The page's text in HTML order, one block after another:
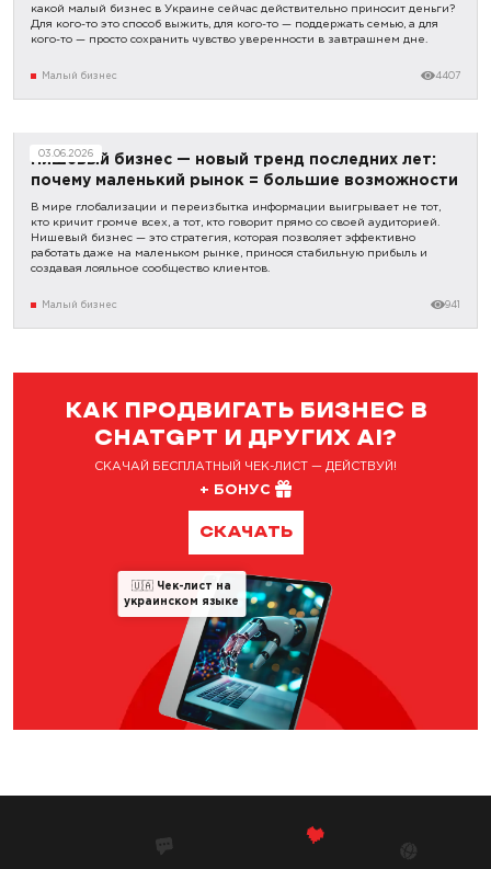
какой малый бизнес в Украине сейчас действительно приносит деньги?
Для кого-то это способ выжить, для кого-то — поддержать семью, а для
кого-то — просто сохранить чувство уверенности в завтрашнем дне.
Малый бизнес 4407
03.06.2026
Нишевый бизнес — новый тренд последних лет:
почему маленький рынок = большие возможности
В мире глобализации и переизбытка информации выигрывает не тот,
кто кричит громче всех, а тот, кто говорит прямо со своей аудиторией.
Нишевый бизнес — это стратегия, которая позволяет эффективно
работать даже на маленьком рынке, принося стабильную прибыль и
создавая лояльное сообщество клиентов.
Малый бизнес 941
КАК ПРОДВИГАТЬ БИЗНЕС В
CHATGPT И ДРУГИХ AI?
СКАЧАЙ БЕСПЛАТНЫЙ ЧЕК-ЛИСТ — ДЕЙСТВУЙ!
+ БОНУС
СКАЧАТЬ
🇺🇦 Чек-лист на
украинском языке